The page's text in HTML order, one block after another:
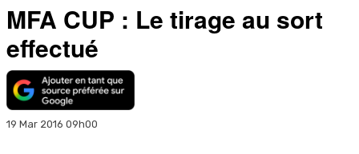
MFA CUP : Le tirage au sort
effectué
19 Mar 2016 09h00